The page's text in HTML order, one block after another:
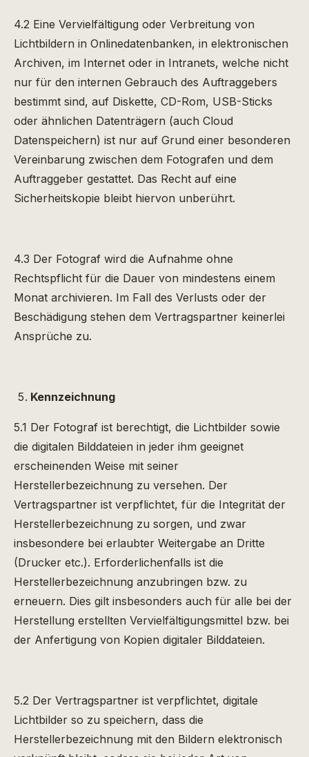
4.2 Eine Vervielfältigung oder Verbreitung von
Lichtbildern in Onlinedatenbanken, in elektronischen
Archiven, im Internet oder in Intranets, welche nicht
nur für den internen Gebrauch des Auftraggebers
bestimmt sind, auf Diskette, CD-Rom, USB-Sticks
oder ähnlichen Datenträgern (auch Cloud
Datenspeichern) ist nur auf Grund einer besonderen
Vereinbarung zwischen dem Fotografen und dem
Auftraggeber gestattet. Das Recht auf eine
Sicherheitskopie bleibt hiervon unberührt.
4.3 Der Fotograf wird die Aufnahme ohne
Rechtspflicht für die Dauer von mindestens einem
Monat archivieren. Im Fall des Verlusts oder der
Beschädigung stehen dem Vertragspartner keinerlei
Ansprüche zu.
Kennzeichnung
5.1 Der Fotograf ist berechtigt, die Lichtbilder sowie
die digitalen Bilddateien in jeder ihm geeignet
erscheinenden Weise mit seiner
Herstellerbezeichnung zu versehen. Der
Vertragspartner ist verpflichtet, für die Integrität der
Herstellerbezeichnung zu sorgen, und zwar
insbesondere bei erlaubter Weitergabe an Dritte
(Drucker etc.). Erforderlichenfalls ist die
Herstellerbezeichnung anzubringen bzw. zu
erneuern. Dies gilt insbesonders auch für alle bei der
Herstellung erstellten Vervielfältigungsmittel bzw. bei
der Anfertigung von Kopien digitaler Bilddateien.
5.2 Der Vertragspartner ist verpflichtet, digitale
Lichtbilder so zu speichern, dass die
Herstellerbezeichnung mit den Bildern elektronisch